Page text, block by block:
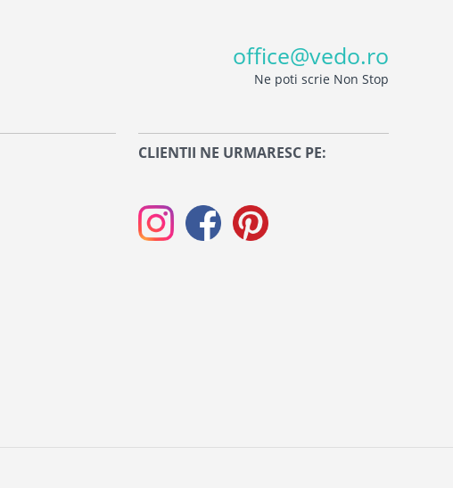
office@vedo.ro
Ne poti scrie Non Stop
CLIENTII NE URMARESC PE: